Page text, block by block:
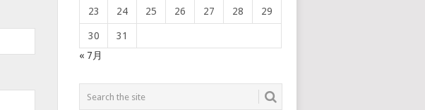
23 24 25 26 27 28 29
30
31
« 7月